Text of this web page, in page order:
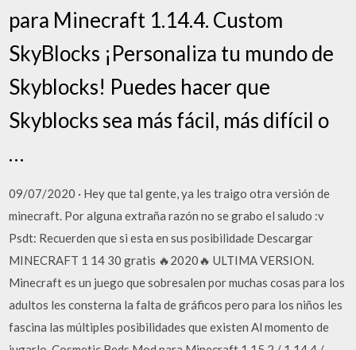
para Minecraft 1.14.4. Custom
SkyBlocks ¡Personaliza tu mundo de
Skyblocks! Puedes hacer que
Skyblocks sea más fácil, más difícil o
…
09/07/2020 · Hey que tal gente, ya les traigo otra versión de
minecraft. Por alguna extraña razón no se grabo el saludo :v
Psdt: Recuerden que si esta en sus posibilidade Descargar
MINECRAFT 1 14 30 gratis 🔥2020🔥 ULTIMA VERSION.
Minecraft es un juego que sobresalen por muchas cosas para los
adultos les consterna la falta de gráficos pero para los niños les
fascina las múltiples posibilidades que existen Al momento de